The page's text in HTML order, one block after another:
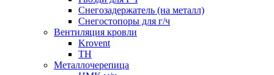
Снегозадержатель (на металл)
Снегостопоры для г/ч
Вентиляция кровли
Krovent
ТН
Металлочерепица